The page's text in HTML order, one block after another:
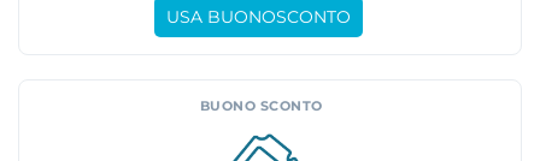
USA BUONOSCONTO
BUONO SCONTO